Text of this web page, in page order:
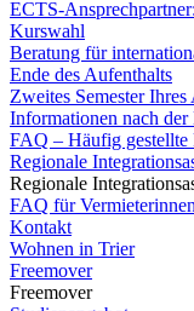
ECTS-
Kurswahl
Beratung für
Ende des Aufenthalts
Zweites Semester
Informationen nach
FAQ – Häufig gestellte
Regionale
Regionale
FAQ für
Kontakt
Wohnen in Trier
Freemover
Freemover